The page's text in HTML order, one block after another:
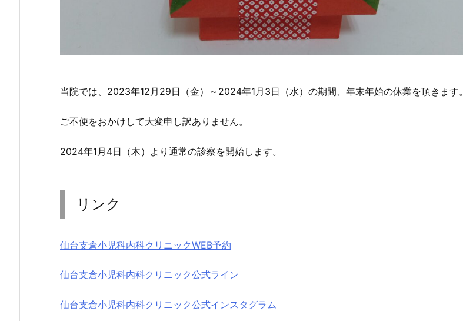
当院では、2023年12月29日（金）～2024年1月3日（水）の期間、年末年始の休業を頂きます。
ご不便をおかけして大変申し訳ありません。
2024年1月4日（木）より通常の診察を開始します。
リンク
仙台支倉小児科内科クリニックWEB予約
仙台支倉小児科内科クリニック公式ライン
仙台支倉小児科内科クリニック公式インスタグラム